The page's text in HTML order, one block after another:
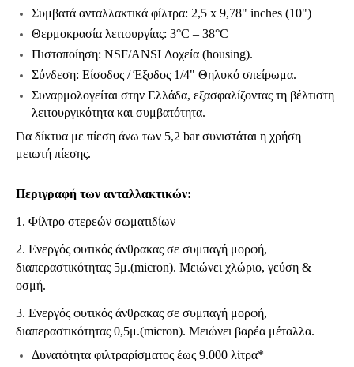
Συμβατά ανταλλακτικά φίλτρα: 2,5 x 9,78" inches (10")
Θερμοκρασία λειτουργίας: 3°C – 38°C
Πιστοποίηση: NSF/ANSI Δοχεία (housing).
Σύνδεση: Είσοδος / Έξοδος 1/4" Θηλυκό σπείρωμα.
Συναρμολογείται στην Ελλάδα, εξασφαλίζοντας τη βέλτιστη
λειτουργικότητα και συμβατότητα.
Για δίκτυα με πίεση άνω των 5,2 bar συνιστάται η χρήση
μειωτή πίεσης.
Περιγραφή των ανταλλακτικών:
1. Φίλτρο στερεών σωματιδίων
2. Ενεργός φυτικός άνθρακας σε συμπαγή μορφή,
διαπεραστικότητας 5μ.(micron). Μειώνει χλώριο, γεύση &
οσμή.
3. Ενεργός φυτικός άνθρακας σε συμπαγή μορφή,
διαπεραστικότητας 0,5μ.(micron). Μειώνει βαρέα μέταλλα.
Δυνατότητα φιλτραρίσματος έως 9.000 λίτρα*